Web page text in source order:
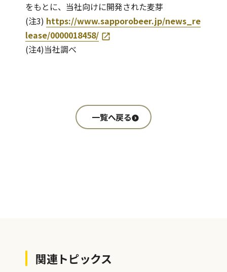
をもとに、当社向けに開発された麦芽
(注3) https://www.sapporobeer.jp/news_re
lease/0000018458/
(注4)当社調べ
一覧へ戻る
関連トピックス